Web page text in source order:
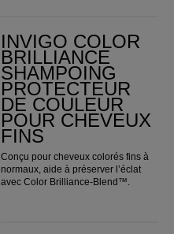
INVIGO COLOR
BRILLIANCE
SHAMPOING
PROTECTEUR
DE COULEUR
POUR CHEVEUX
FINS
Conçu pour cheveux colorés fins à
normaux, aide à préserver l’éclat
avec Color Brilliance-Blend™.